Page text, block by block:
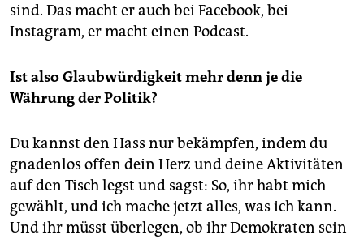
sind. Das macht er auch bei Facebook, bei
Instagram, er macht einen Podcast.
Ist also Glaubwürdigkeit mehr denn je die
Währung der Politik?
Du kannst den Hass nur bekämpfen, indem du
gnadenlos offen dein Herz und deine Aktivitäten
auf den Tisch legst und sagst: So, ihr habt mich
gewählt, und ich mache jetzt alles, was ich kann.
Und ihr müsst überlegen, ob ihr Demokraten sein